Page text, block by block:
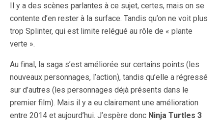
Il y a des scènes parlantes à ce sujet, certes, mais on se
contente d’en rester à la surface. Tandis qu’on ne voit plus
trop Splinter, qui est limite relégué au rôle de « plante
verte ».
Au final, la saga s’est améliorée sur certains points (les
nouveaux personnages, l’action), tandis qu’elle a régressé
sur d’autres (les personnages déjà présents dans le
premier film). Mais il y a eu clairement une amélioration
entre 2014 et aujourd’hui. J’espère donc Ninja Turtles 3